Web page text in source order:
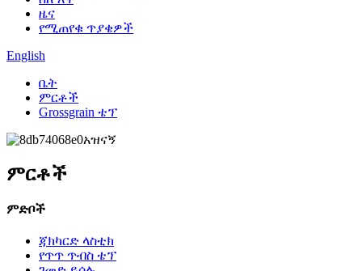
ዜና
የሚጠየቁ ጥያቄዎች
English
ቤት
ምርቶች
Grossgrain ቴፕ
ምርቶች
ምድቦች
ጃክካርድ ላስቲክ
የጥጥ ጥብስ ቴፕ